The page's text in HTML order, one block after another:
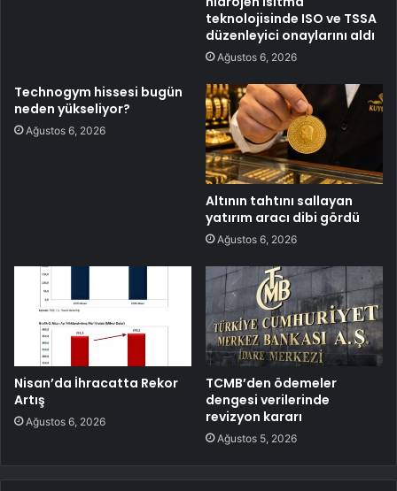
teknolojisinde ISO ve TSSA
düzenleyici onaylarını aldı
Ağustos 6, 2026
Technogym hissesi bugün
neden yükseliyor?
Ağustos 6, 2026
Altının tahtını sallayan
yatırım aracı dibi gördü
Ağustos 6, 2026
Nisan’da İhracatta Rekor
Artış
Ağustos 6, 2026
TCMB’den ödemeler
dengesi verilerinde
revizyon kararı
Ağustos 5, 2026